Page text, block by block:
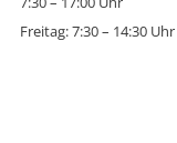
Freitag: 7:30 – 14:30 Uhr